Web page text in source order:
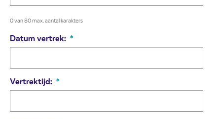
0 van 80 max. aantal karakters
Datum vertrek: *
Vertrektijd: *